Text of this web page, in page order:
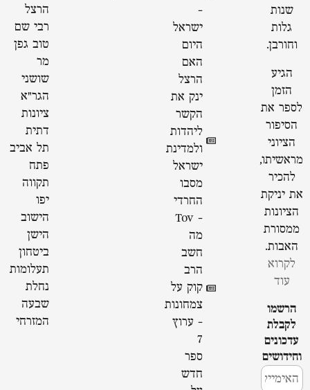
שנות
גלות
וחורבן.
הגיע
הזמן
לספר את
הסיפור
הציוני
מראשיתו,
להכיר
את יניקת
הציונות
ממסורת
האבות.
לקרוא
עוד
הרשמו
לקבלת
עדכונים
וחידושים
-
ישראל
היום
האם
הרצל
ינק את
הקשר
ליהדות
ולמדינת
ישראל
מסבו
החרדי
- Tov
מה
חשב
הרב
קוק על
צמחונות
- ערוץ
7
ספר
חדש
הרצל
רבי שם
טוב גפן
מר
שושני
הגר"א
ציונות
דתית
תל אביב
פתח
תקווה
יפו
הישוב
הישן
ביטחון
תעלומות
נחלת
שבעה
המזרחי